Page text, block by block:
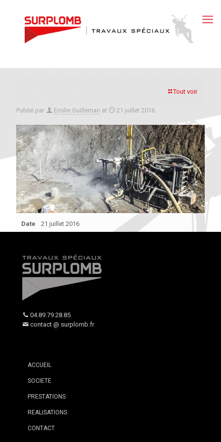
Tout voir
Publié par Emilie Guilleman at 21 juillet 2016
Date 21 juillet 2016
04.89.79.28.85
contact @ surplomb.fr
ACCUEIL
SOCIETE
PRESTATIONS
REALISATIONS
CONTACT